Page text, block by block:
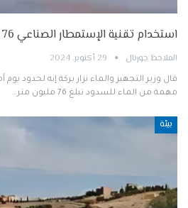
استخدام تقنية الإستمطار الصناعي 76 مرة خلال 2024…
الملاحظ جورنال 29 أكتوبر, 2024
قال وزير التجهيز والماء نزار بركة إنه لحدود
مهمة من الماء للسدود تبلغ 76 مليون متر…
بيئة